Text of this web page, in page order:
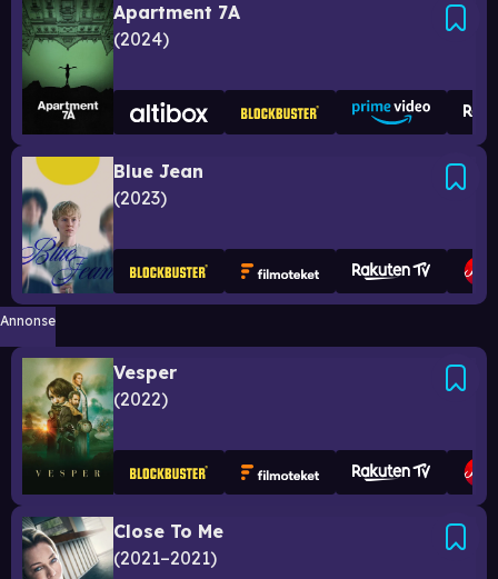
Apartment 7A
2024
Blue Jean
2023
Annonse
Vesper
2022
Close To Me
2021–2021